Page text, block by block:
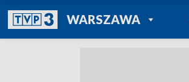
WARSZAWAPOWRÓT DO
TVP REGIONY